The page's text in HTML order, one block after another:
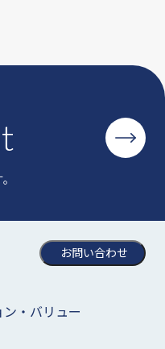
お問い合わせ
・バリュー